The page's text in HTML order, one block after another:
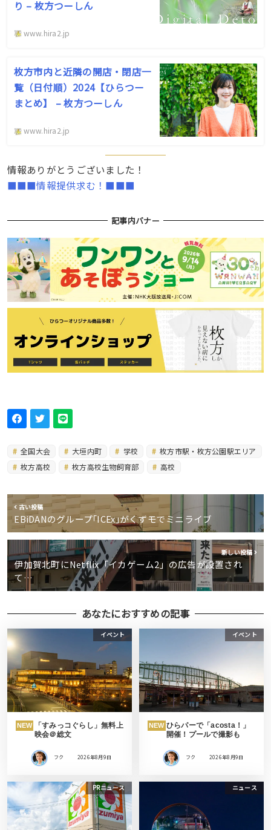
り – 枚方つーしん
www.hira2.jp
枚方市内と近隣の開店・閉店一
覧（日付順）2024【ひらつー
まとめ】 – 枚方つーしん
www.hira2.jp
情報ありがとうございました！
■■■情報提供求む！■■■
記事内バナー
全国大会 大垣内町 学校
枚方市駅・枚方公園駅エリア
枚方高校
枚方高校生物飼育部 高校
古い投稿
EBiDANのグループ｢ICEx｣がくずモでミニライブ
新しい投稿
伊加賀北町にNetflix「イカゲーム2」の広告が設置され
て…
あなたにおすすめの記事
イベント
NEW
「すみっコぐらし」無料上
映会＠総文
フク 2026年8月9日
イベント
NEW ひらパーで「acosta！」
開催！プールで撮影も
フク 2026年8月9日
PRニュース ニュース